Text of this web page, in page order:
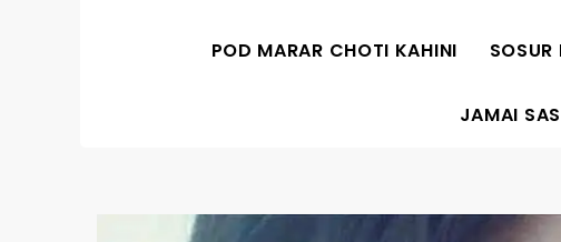
POD MARAR CHOTI KAHINI
JAMAI